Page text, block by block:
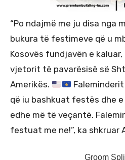
“Po ndajmë me ju disa nga
bukura të festimeve që u
Kosovës fundjavën e
vjetorit të pavarësisë së
Amerikës.
që iu bashkuat festës dhe
edhe më të veçantë.
festuat me ne!”, ka shkruar